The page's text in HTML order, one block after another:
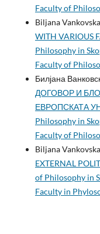
Faculty of
Biljana
WITH VARIOUS
Philosophy in
Faculty of
Билјана
ДОГОВОР И
ЕВРОПСКАТА
Philosophy in
Faculty of
Biljana
EXTERNAL
of Philosophy in
Faculty in